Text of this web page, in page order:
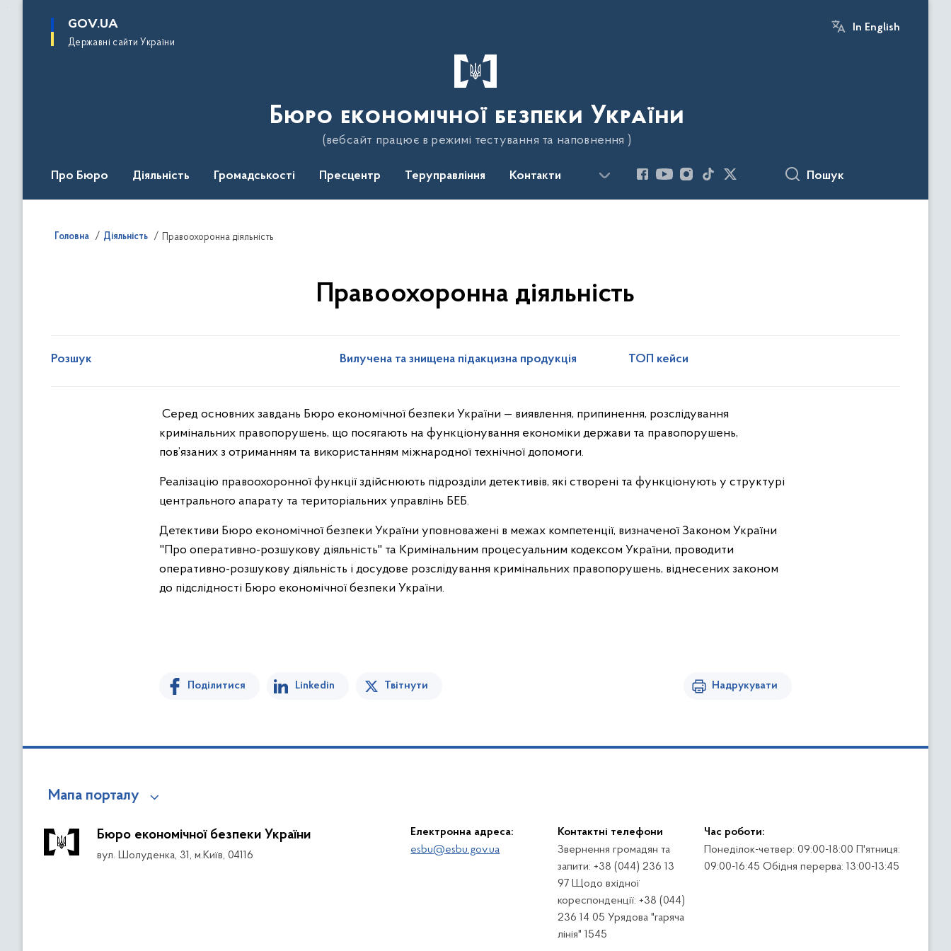
основного
GOV.UA
Державні сайти України
In English
Бюро економічної безпеки України
(вебсайт працює в режимі тестування та наповнення )
Про Бюро Діяльність Громадськості Пресцентр Теруправління Контакти Пошук
Головна Діяльність Правоохоронна діяльність
Правоохоронна діяльність
Розшук Вилучена та знищена підакцизна продукція ТОП кейси
Серед основних завдань Бюро економічної безпеки України — виявлення, припинення, розслідування
кримінальних правопорушень, що посягають на функціонування економіки держави та правопорушень,
пов’язаних з отриманням та використанням міжнародної технічної допомоги.
Реалізацію правоохоронної функції здійснюють підрозділи детективів, які створені та функціонують у структурі
центрального апарату та територіальних управлінь БЕБ.
Детективи Бюро економічної безпеки України уповноважені в межах компетенції, визначеної Законом України
"Про оперативно-розшукову діяльність" та Кримінальним процесуальним кодексом України, проводити
оперативно-розшукову діяльність і досудове розслідування кримінальних правопорушень, віднесених законом
до підслідності Бюро економічної безпеки України.
Поділитися Linkedin Твітнути Надрукувати
Мапа порталу
Бюро економічної безпеки України
вул. Шолуденка, 31, м.Київ, 04116
Електронна адреса:
esbu@esbu.gov.ua
Контактні телефони
Звернення громадян та
запити: +38 (044) 236 13
97 Щодо вхідної
кореспонденції: +38 (044)
236 14 05 Урядова "гаряча
лінія" 1545
Час роботи:
Понеділок-четвер: 09:00-18:00 П'ятниця:
09:00-16:45 Обідня перерва: 13:00-13:45